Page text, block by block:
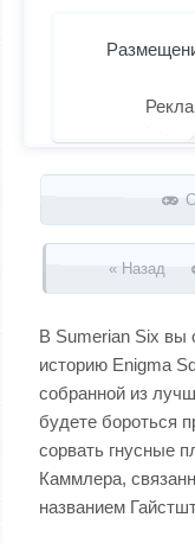
Запись навигация
« Назад
В Sumerian Six вы
историю Enigma
собранной из
будете бороться
сорвать гнусные
Каммлера,
названием